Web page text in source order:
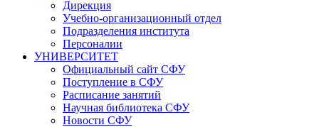
Дирекция
Учебно-организационный отдел
Подразделения института
Персоналии
УНИВЕРСИТЕТ
Официальный сайт СФУ
Поступление в СФУ
Расписание занятий
Научная библиотека СФУ
Новости СФУ